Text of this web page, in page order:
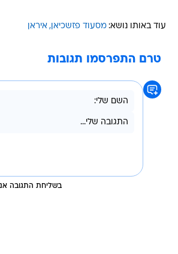
עוד באותו נושא: מסעוד פזשכיאן איראן
טרם התפרסמו תגובות
בשליחת התגובה